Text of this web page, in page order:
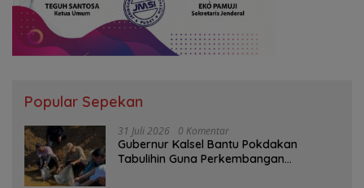
Popular Sepekan
31 Juli 2026 0 Komentar
Gubernur Kalsel Bantu Pokdakan
Tabulihin Guna Perkembangan